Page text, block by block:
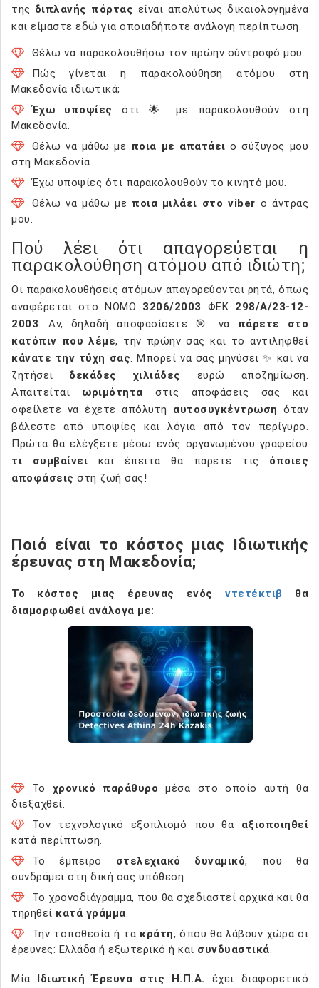
της διπλανής πόρτας είναι απολύτως δικαιολογημένα
και είμαστε εδώ για οποιαδήποτε ανάλογη περίπτωση.
Θέλω να παρακολουθήσω τον πρώην σύντροφό μου.
Πώς γίνεται η παρακολούθηση ατόμου στη
Μακεδονία ιδιωτικά;
Έχω υποψίες
ότι 🌟 με παρακολουθούν στη
Μακεδονία.
Θέλω να μάθω με ποια με απατάει ο σύζυγος μου
στη Μακεδονία.
Έχω υποψίες ότι παρακολουθούν το κινητό μου.
Θέλω να μάθω με ποια μιλάει στο viber ο άντρας
μου.
Πού λέει ότι απαγορεύεται η
παρακολούθηση ατόμου από ιδιώτη;
Οι παρακολουθήσεις ατόμων απαγορεύονται ρητά, όπως
αναφέρεται στο ΝΟΜΟ 3206/2003 ΦΕΚ 298/Α/23-12-
2003. Αν, δηλαδή αποφασίσετε 🎯 να πάρετε στο
κατόπιν που λέμε, την πρώην σας και το αντιληφθεί
κάνατε την τύχη σας. Μπορεί να σας μηνύσει ✨ και να
ζητήσει δεκάδες χιλιάδες ευρώ αποζημίωση.
Απαιτείται ωριμότητα στις αποφάσεις σας και
οφείλετε να έχετε απόλυτη αυτοσυγκέντρωση όταν
βάλεστε από υποψίες και λόγια από τον περίγυρο.
Πρώτα θα ελέγξετε μέσω ενός οργανωμένου γραφείου
τι συμβαίνει και έπειτα θα πάρετε τις όποιες
αποφάσεις στη ζωή σας!
Ποιό είναι το κόστος μιας Ιδιωτικής
έρευνας στη Μακεδονία;
Το κόστος μιας έρευνας ενόςντετέκτιβ θα
διαμορφωθεί ανάλογα με:
Το χρονικό παράθυρο μέσα στο οποίο αυτή θα
διεξαχθεί.
Τον τεχνολογικό εξοπλισμό που θα αξιοποιηθεί
κατά περίπτωση.
Το έμπειρο στελεχιακό δυναμικό, που θα
συνδράμει στη δική σας υπόθεση.
Το χρονοδιάγραμμα, που θα σχεδιαστεί αρχικά και θα
τηρηθεί κατά γράμμα.
Την τοποθεσία ή τα κράτη, όπου θα λάβουν χώρα οι
έρευνες: Ελλάδα ή εξωτερικό ή και συνδυαστικά.
Μία Ιδιωτική Έρευνα στις Η.Π.Α.
έχει διαφορετικό